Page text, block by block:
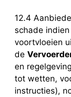
12.4
schade
voortvloeien
de
en
tot wetten,
instructies),